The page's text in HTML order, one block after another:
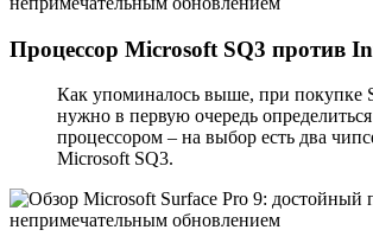
Процессор Microsoft SQ3 против
Как упоминалось выше, при покупке
нужно в первую очередь
процессором – на выбор есть два
Microsoft SQ3.